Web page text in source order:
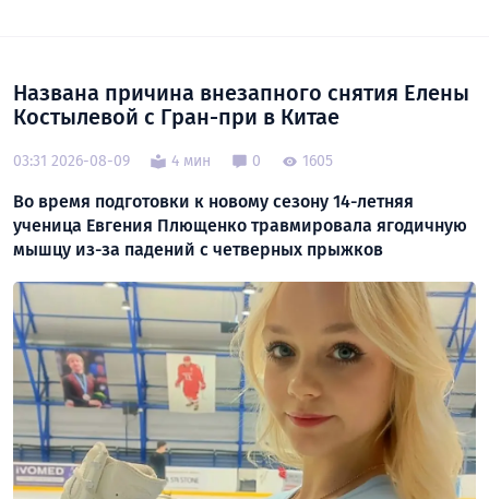
Названа причина внезапного снятия Елены
Костылевой с Гран-при в Китае
03:31 2026-08-09 4 мин 0 1605
Во время подготовки к новому сезону 14-летняя
ученица Евгения Плющенко травмировала ягодичную
мышцу из-за падений с четверных прыжков